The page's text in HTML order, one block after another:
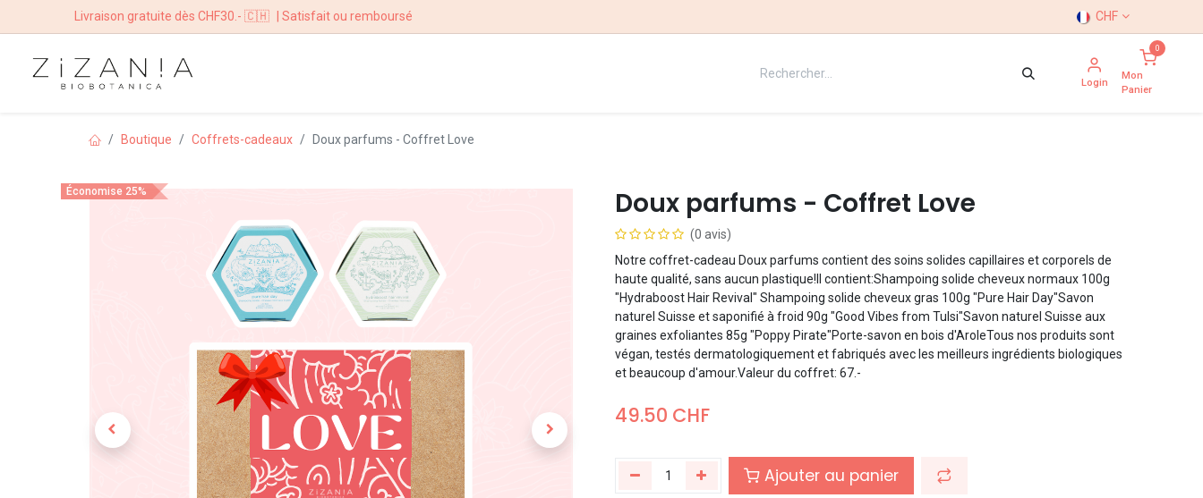
Livraison gratuite dès CHF30.- 🇨🇭 | Satisfait ou remboursé CHF
Login
0
Mon
Panier
Boutique Coffrets-cadeaux Doux parfums - Coffret Love
Économise 25% Doux parfums - Coffret Love
(0 avis)
Notre coffret-cadeau Doux parfums contient des soins solides capillaires et corporels de
haute qualité, sans aucun plastique!Il contient:Shampoing solide cheveux normaux 100g
"Hydraboost Hair Revival" Shampoing solide cheveux gras 100g "Pure Hair Day"Savon
naturel Suisse et saponifié à froid 90g "Good Vibes from Tulsi"Savon naturel Suisse aux
graines exfoliantes 85g "Poppy Pirate"Porte-savon en bois d'AroleTous nos produits sont
végan, testés dermatologiquement et fabriqués avec les meilleurs ingrédients biologiques
et beaucoup d'amour.Valeur du coffret: 67.-
49.50 CHF
Ajouter au panier